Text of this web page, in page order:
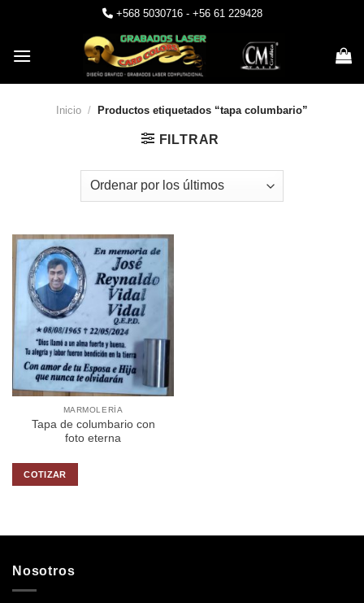
content
+568 5030716 - +56 61 229428
Inicio / Productos etiquetados “tapa columbario”
FILTRAR
MARMOLERÍA
Tapa de columbario con
foto eterna
COTIZAR
Nosotros